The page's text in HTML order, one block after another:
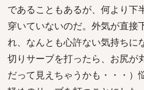
であることもあるが、何より下
穿いていないのだ。外気が直接
れ、なんとも心許ない気持ちに
切りサーブを打ったら、お尻が
だって見えちゃうかも・・・）